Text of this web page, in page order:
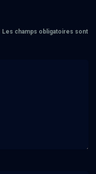
Les champs obligatoires sont